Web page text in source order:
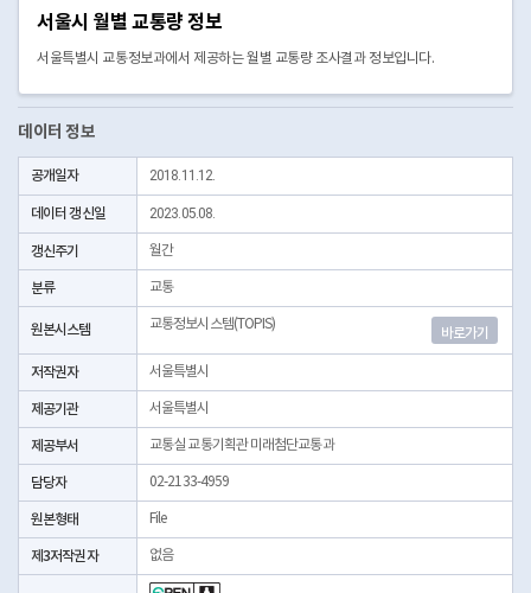
서울시 월별 교통량 정보
서울특별시 교통정보과에서 제공하는 월별 교통량 조사결과 정보입니다.
데이터 정보
공개일자 2018.11.12.
데이터 갱신일 2023.05.08.
갱신주기 월간
분류 교통
원본시스템 교통정보시스템(TOPIS)
바로가기
저작권자 서울특별시
제공기관 서울특별시
제공부서 교통실 교통기획관 미래첨단교통과
담당자 02-2133-4959
원본형태 File
제3저작권자 없음